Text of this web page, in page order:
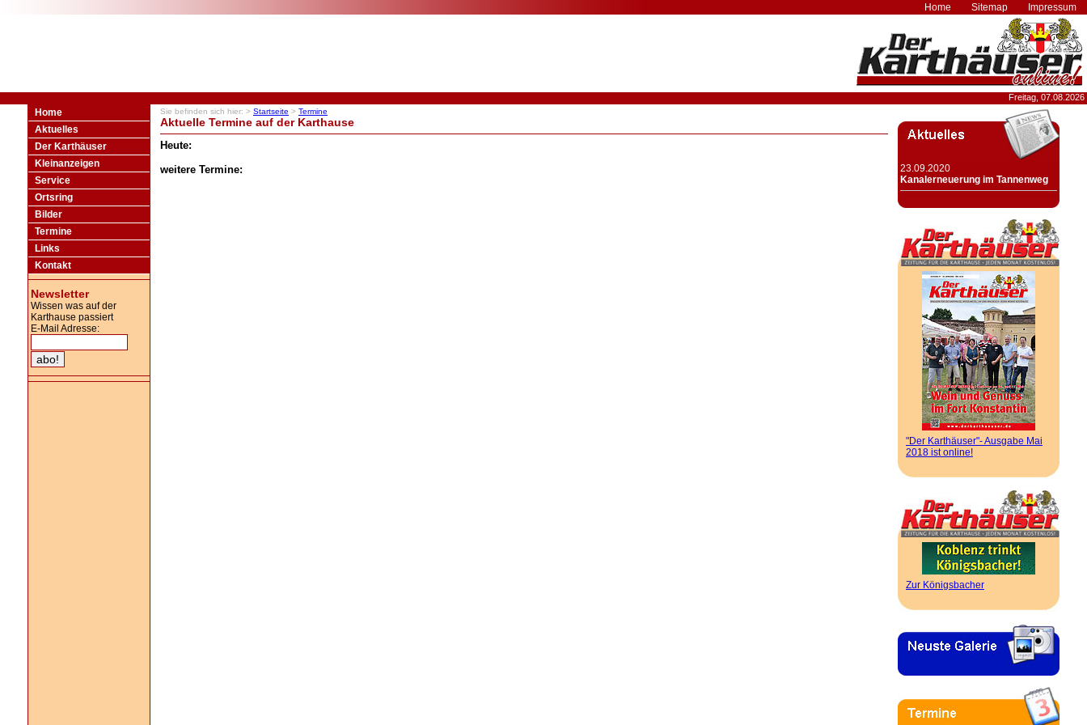
Home Sitemap Impressum
Freitag, 07.08.2026
Home
Aktuelles
Der Karthäuser
Kleinanzeigen
Service
Ortsring
Bilder
Termine
Links
Kontakt
Newsletter
Wissen was auf der
Karthause passiert
E-Mail Adresse:
Sie befinden sich hier: > Startseite > Termine
Aktuelle Termine auf der Karthause
Heute:
weitere Termine:
23.09.2020
Kanalerneuerung im Tannenweg
"Der Karthäuser"- Ausgabe Mai
2018 ist online!
Zur Königsbacher